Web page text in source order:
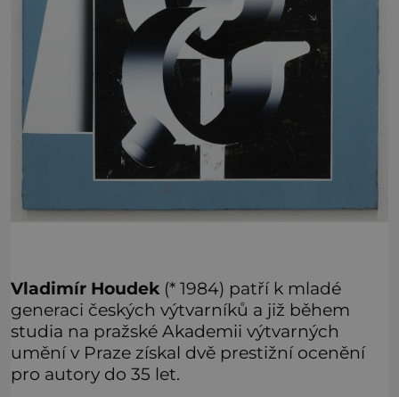
Vladimír Houdek(* 1984) patří k mladé
generaci českých výtvarníků a již během
studia na pražské Akademii výtvarných
umění v Praze získal dvě prestižní ocenění
pro autory do 35 let.